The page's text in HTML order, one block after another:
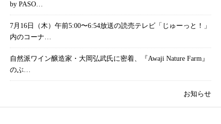
by PASO…
7月16日（木）午前5:00〜6:54放送の読売テレビ「じゅーっと！」
内のコーナ…
自然派ワイン醸造家・大岡弘武氏に密着、『Awaji Nature Farm』
のぶ…
お知らせ